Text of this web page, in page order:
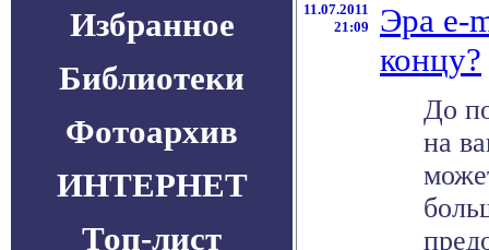
Избранное
Библиотеки
Фотоархив
ИНТЕРНЕТ
Топ-лист
11.07.2011
21:09
Эра e-
концу?
До
на